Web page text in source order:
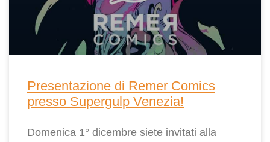
Presentazione di Remer Comics
presso Supergulp Venezia!
Domenica 1° dicembre siete invitati alla